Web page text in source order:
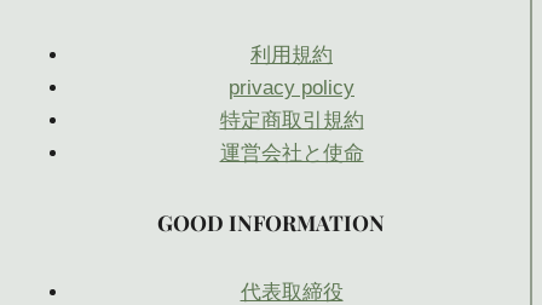
利用規約
privacy policy
特定商取引規約
運営会社と使命
GOOD INFORMATION
代表取締役